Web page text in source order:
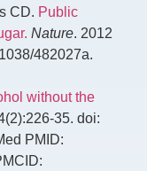
CD. Public
Nature. 2012
482027a.
without the
35. doi:
PMID: